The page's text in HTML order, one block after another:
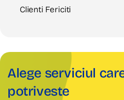
Clienti Fericiti
Alege serviciul
potriveste